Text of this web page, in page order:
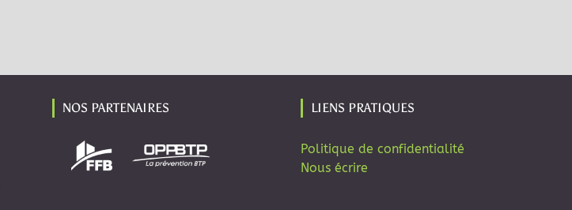
NOS PARTENAIRES LIENS PRATIQUES
Politique de confidentialité
Nous écrire